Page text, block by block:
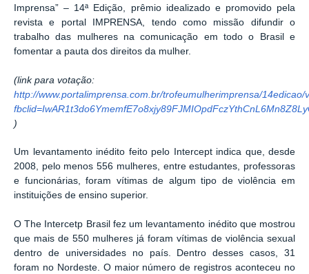
Imprensa” – 14ª Edição, prêmio idealizado e promovido pela
revista e portal IMPRENSA, tendo como missão difundir o
trabalho das mulheres na comunicação em todo o Brasil e
fomentar a pauta dos direitos da mulher.
(link para votação:
http://www.portalimprensa.com.br/trofeumulherimprensa/
)
Um levantamento inédito feito pelo Intercept indica que, desde
2008, pelo menos 556 mulheres, entre estudantes, professoras
e funcionárias, foram vítimas de algum tipo de violência em
instituições de ensino superior.
O The Intercetp Brasil fez um levantamento inédito que mostrou
que mais de 550 mulheres já foram vítimas de violência sexual
dentro de universidades no país. Dentro desses casos, 31
foram no Nordeste. O maior número de registros aconteceu no